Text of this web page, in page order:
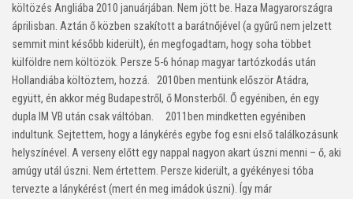
költözés Angliába 2010 januárjában. Nem jött be. Haza Magyarországra
áprilisban. Aztán ő közben szakított a barátnőjével (a gyűrű nem jelzett
semmit mint később kiderült), én megfogadtam, hogy soha többet
külföldre nem költözök. Persze 5-6 hónap magyar tartózkodás után
Hollandiába költöztem, hozzá. 2010ben mentünk először Atádra,
együtt, én akkor még Budapestről, ő Monsterből. Ő egyéniben, én egy
dupla IM VB után csak váltóban. 2011ben mindketten egyéniben
indultunk. Sejtettem, hogy a lánykérés egybe fog esni első találkozásunk
helyszínével. A verseny előtt egy nappal nagyon akart úszni menni – ő, aki
amúgy utál úszni. Nem értettem. Persze kiderült, a gyékényesi tóba
tervezte a lánykérést (mert én meg imádok úszni). Így már